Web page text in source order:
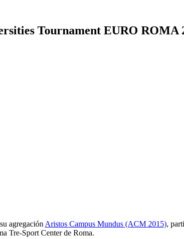
Tournament EURO ROMA
agregación Aristos Campus Mundus (ACM 2015),
Tre-Sport Center de Roma.